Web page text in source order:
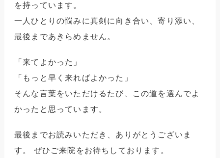
を持っています。
一人ひとりの悩みに真剣に向き合い、寄り添い、
最後まであきらめません。
「来てよかった」
「もっと早く来ればよかった」
そんな言葉をいただけるたび、この道を選んでよ
かったと思っています。
最後までお読みいただき、ありがとうございま
す。
ぜひご来院をお待ちしております。